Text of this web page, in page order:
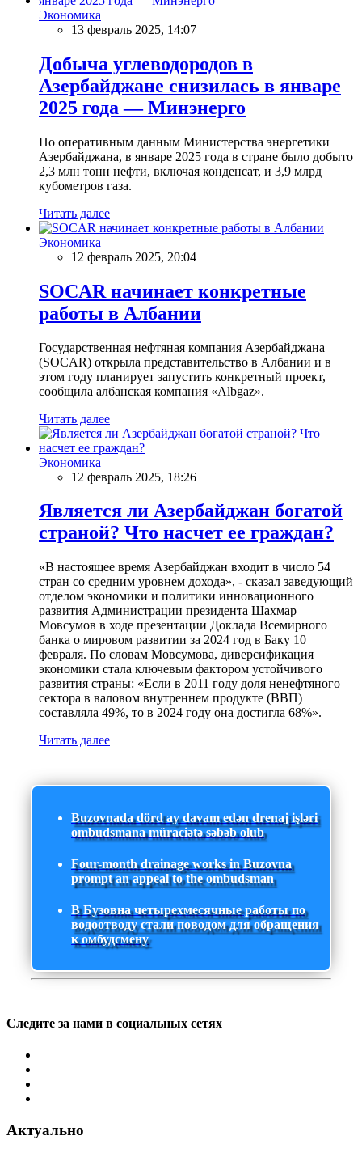
Экономика
13 февраль 2025, 14:07
Добыча углеводородов в
Азербайджане снизилась в январе
2025 года — Минэнерго
По оперативным данным Министерства энергетики
Азербайджана, в январе 2025 года в стране было добыто
2,3 млн тонн нефти, включая конденсат, и 3,9 млрд
кубометров газа.
Читать далее
Экономика
12 февраль 2025, 20:04
SOCAR начинает конкретные
работы в Албании
Государственная нефтяная компания Азербайджана
(SOCAR) открыла представительство в Албании и в
этом году планирует запустить конкретный проект,
сообщила албанская компания «Albgaz».
Читать далее
Экономика
12 февраль 2025, 18:26
Является ли Азербайджан богатой
страной? Что насчет ее граждан?
«В настоящее время Азербайджан входит в число 54
стран со средним уровнем дохода», - сказал заведующий
отделом экономики и политики инновационного
развития Администрации президента Шахмар
Мовсумов в ходе презентации Доклада Всемирного
банка о мировом развитии за 2024 год в Баку 10
февраля. По словам Мовсумова, диверсификация
экономики стала ключевым фактором устойчивого
развития страны: «Если в 2011 году доля ненефтяного
сектора в валовом внутреннем продукте (ВВП)
составляла 49%, то в 2024 году она достигла 68%».
Читать далее
Buzovnada dörd ay davam edən drenaj işləri
ombudsmana müraciətə səbəb olub
Four-month drainage works in Buzovna
prompt an appeal to the ombudsman
В Бузовна четырехмесячные работы по
водоотводу стали поводом для обращения
к омбудсмену
Следите за нами в социальных сетях
Актуально